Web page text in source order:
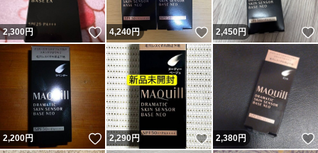
2,300円 いいね！
4,240円 いいね！
2,450円
2,200円 いいね！
2,290円 いいね！
2,380円